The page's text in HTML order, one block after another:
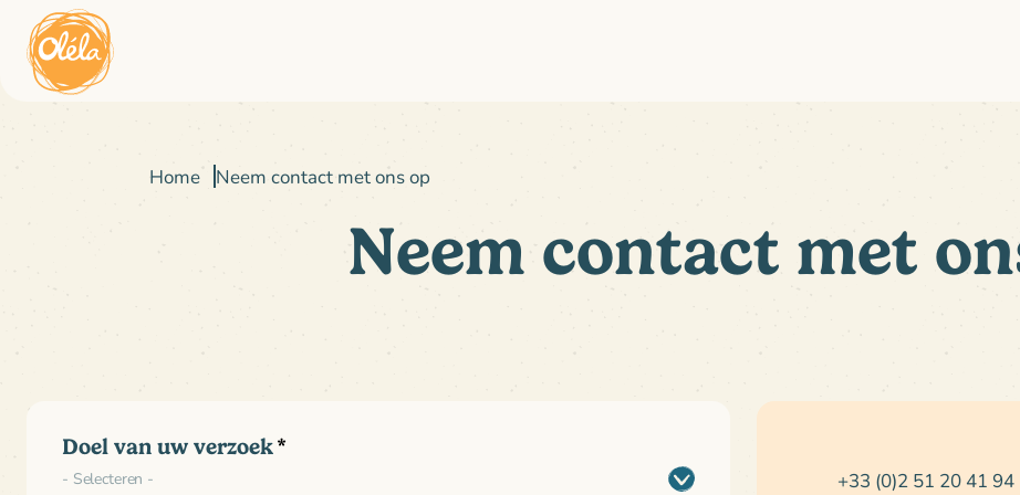
Home Neem contact met ons op
Neem contact met
Doel van uw verzoek
+33 (0)2 51 20 41 94